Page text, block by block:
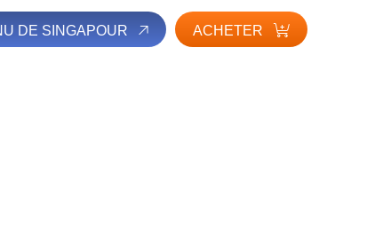
DE SINGAPOUR ACHETER